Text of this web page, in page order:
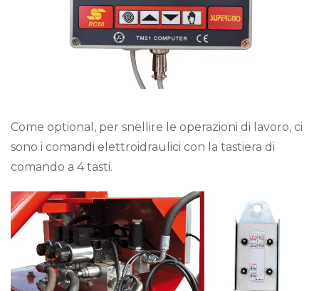
Come optional, per snellire le operazioni di lavoro, ci
sono i comandi elettroidraulici con la tastiera di
comando a 4 tasti.